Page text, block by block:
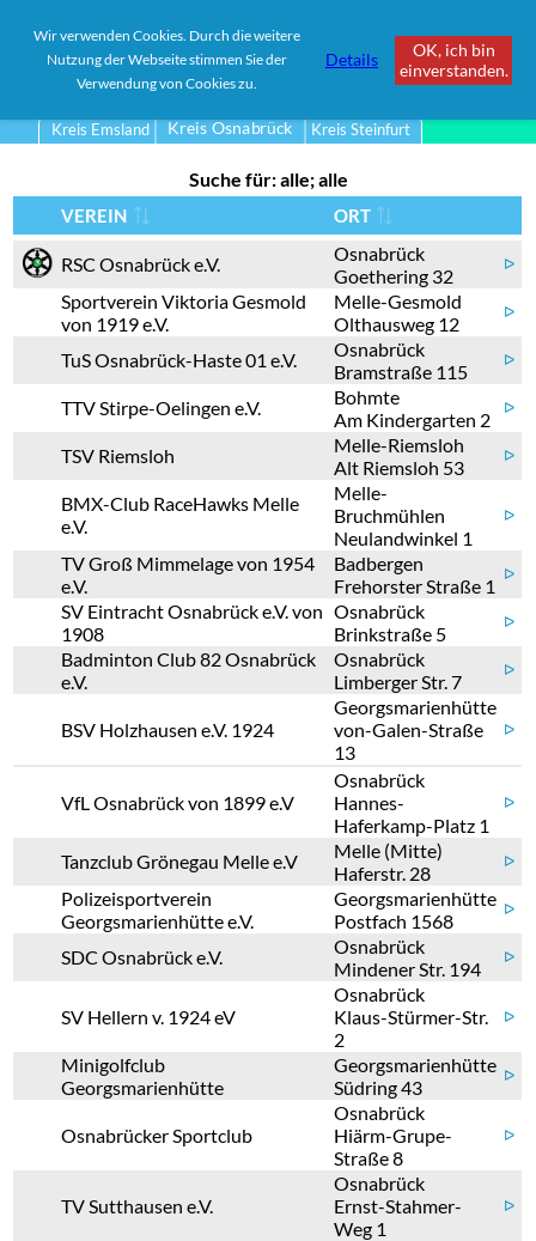
Osnabrück
Kreis Emsland Kreis Osnabrück Kreis Steinfurt
Wir verwenden Cookies. Durch die weitere
Nutzung der Webseite stimmen Sie der
Verwendung von Cookies zu.
Details
OK, ich bin
einverstanden.
Suche für: alle; alle
VEREIN ORT
RSC Osnabrück e.V.
Osnabrück
Goethering 32
ᐅ
Sportverein Viktoria Gesmold
von 1919 e.V.
Melle-Gesmold
Olthausweg 12
ᐅ
TuS Osnabrück-Haste 01 e.V.
Osnabrück
Bramstraße 115
ᐅ
TTV Stirpe-Oelingen e.V.
Bohmte
Am Kindergarten 2
ᐅ
TSV Riemsloh
Melle-Riemsloh
Alt Riemsloh 53
ᐅ
BMX-Club RaceHawks Melle
e.V.
Melle-
Bruchmühlen
Neulandwinkel 1
ᐅ
TV Groß Mimmelage von 1954
e.V.
Badbergen
Frehorster Straße 1
ᐅ
SV Eintracht Osnabrück e.V. von
1908
Osnabrück
Brinkstraße 5
ᐅ
Badminton Club 82 Osnabrück
e.V.
Osnabrück
Limberger Str. 7
ᐅ
BSV Holzhausen e.V. 1924
Georgsmarienhütte
von-Galen-Straße
13
ᐅ
VfL Osnabrück von 1899 e.V
Osnabrück
Hannes-
Haferkamp-Platz 1
ᐅ
Tanzclub Grönegau Melle e.V
Melle (Mitte)
Haferstr. 28
ᐅ
Polizeisportverein
Georgsmarienhütte e.V.
Georgsmarienhütte
Postfach 1568
ᐅ
SDC Osnabrück e.V.
Osnabrück
Mindener Str. 194
ᐅ
SV Hellern v. 1924 eV
Osnabrück
Klaus-Stürmer-Str.
2
ᐅ
Minigolfclub
Georgsmarienhütte
Georgsmarienhütte
Südring 43
ᐅ
Osnabrücker Sportclub
Osnabrück
Hiärm-Grupe-
Straße 8
ᐅ
TV Sutthausen e.V.
Osnabrück
Ernst-Stahmer-
Weg 1
ᐅ